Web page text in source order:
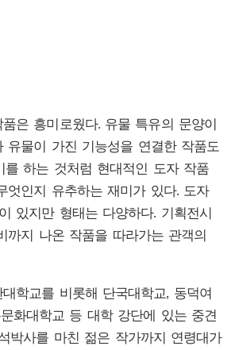
은 흥미로웠다. 유물 특유의 문양이
유물이 가진 기능성을 연결한 작품도
를 하는 것처럼 현대적인 도자 작품
엇인지 유추하는 재미가 있다. 도자
있지만 형태는 다양하다. 기획전시
까지 나온 작품을 따라가는 관객의
학교를 비롯해 단국대학교, 동덕여
화대학교 등 대학 강단에 있는 중견
박사를 마친 젊은 작가까지 연령대가